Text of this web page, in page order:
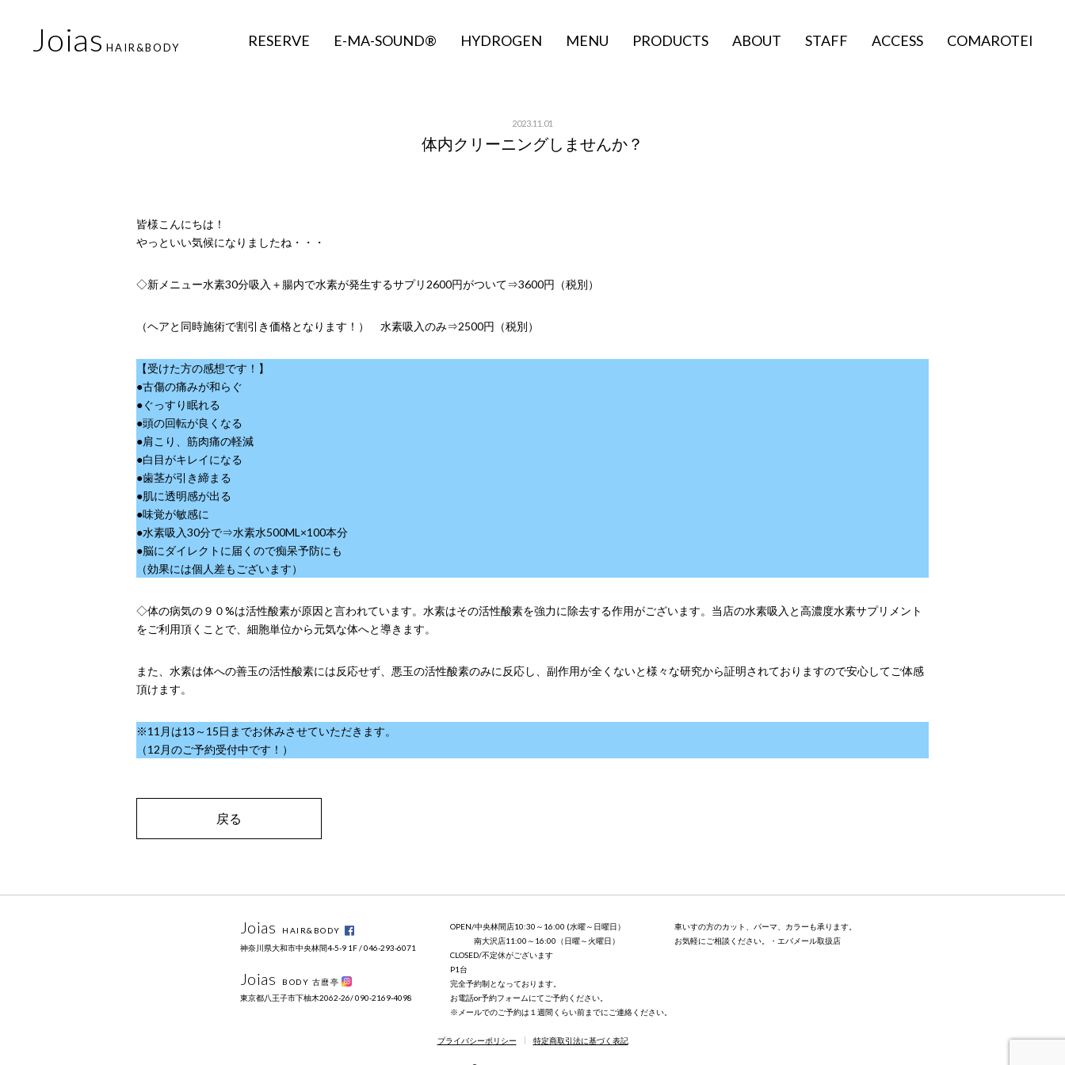
Joias HAIR&BODY RESERVE E-MA-SOUND® HYDROGEN MENU PRODUCTS ABOUT STAFF ACCESS COMAROTEI
2023.11.01
体内クリーニングしませんか？
皆様こんにちは！
やっといい気候になりましたね・・・
◇新メニュー水素30分吸入＋腸内で水素が発生するサプリ2600円がついて⇒3600円（税別）
（ヘアと同時施術で割引き価格となります！） 水素吸入のみ⇒2500円（税別）
【受けた方の感想です！】
●古傷の痛みが和らぐ
●ぐっすり眠れる
●頭の回転が良くなる
●肩こり、筋肉痛の軽減
●白目がキレイになる
●歯茎が引き締まる
●肌に透明感が出る
●味覚が敏感に
●水素吸入30分で⇒水素水500ML×100本分
●脳にダイレクトに届くので痴呆予防にも
（効果には個人差もございます）
◇体の病気の９０%は活性酸素が原因と言われています。水素はその活性酸素を強力に除去する作用がございます。当店の水素吸入と高濃度水素サプリメント
をご利用頂くことで、細胞単位から元気な体へと導きます。
また、水素は体への善玉の活性酸素には反応せず、悪玉の活性酸素のみに反応し、副作用が全くないと様々な研究から証明されておりますので安心してご体感
頂けます。
※11月は13～15日までお休みさせていただきます。
（12月のご予約受付中です！）
戻る
Joias
HAIR&BODY
神奈川県大和市中央林間4-5-9 1F / 046-293-6071
Joias
BODY 古麿亭
東京都八王子市下柚木2062-26/ 090-2169-4098
OPEN/中央林間店10:30～16:00 (水曜～日曜日）
南大沢店11:00～16:00（日曜～火曜日）
CLOSED/不定休がございます
P1台
完全予約制となっております。
お電話or予約フォームにてご予約ください。
※メールでのご予約は１週間くらい前までにご連絡ください。
車いすの方のカット、パーマ、カラーも承ります。
お気軽にご相談ください。・エバメール取扱店
プライバシーポリシー 特定商取引法に基づく表記